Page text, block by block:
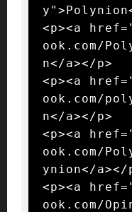
<p><a
ook.com/
n</a></p>
<p><a
ook.com/
n</a></p>
<p><a
ook.com/
ynion</a></
<p><a
ook.com/